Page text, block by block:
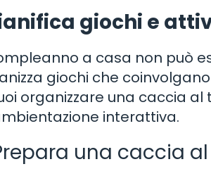
giochi e
a casa non può
giochi che
organizzare una caccia
interattiva.
una caccia